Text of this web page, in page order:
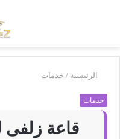
بَهاريز
الرئيسية / خدمات
خدمات
قاعة زلفى